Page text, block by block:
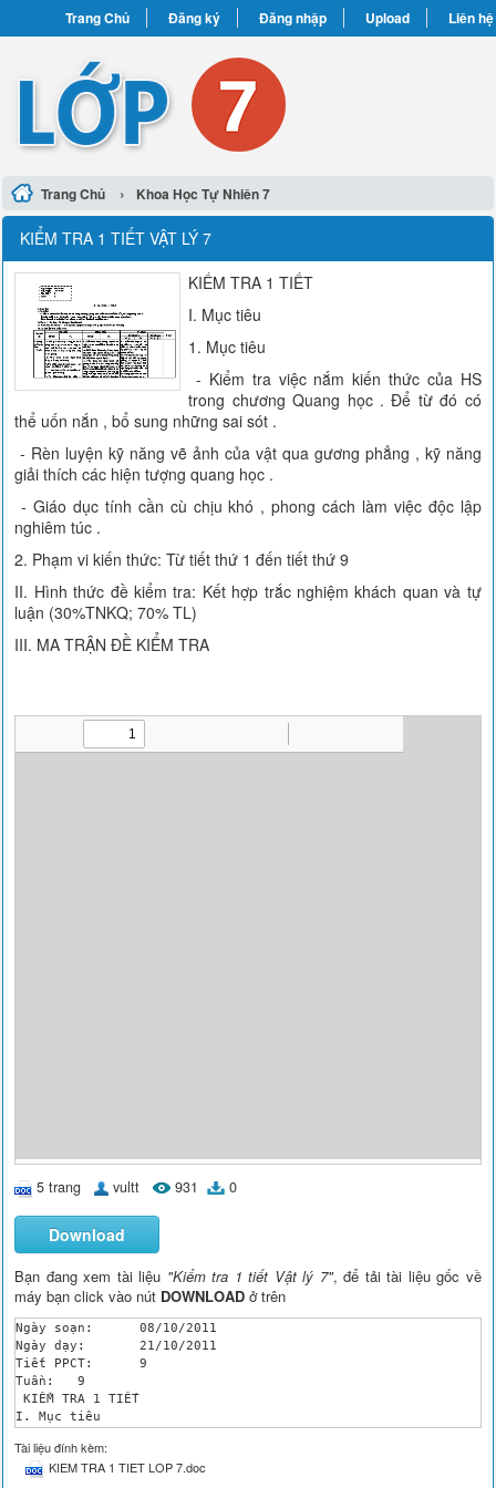
Trang Chủ Đăng ký Đăng nhập Upload Liên hệ
Trang Chủ › Khoa Học Tự Nhiên 7
KIỂM TRA 1 TIẾT VẬT LÝ 7
KIỂM TRA 1 TIẾT
I. Mục tiêu
1. Mục tiêu
- Kiểm tra việc nắm kiến thức của HS
trong chương Quang học . Để từ đó có
thể uốn nắn , bổ sung những sai sót .
- Rèn luyện kỹ năng vẽ ảnh của vật qua gương phẳng , kỹ năng
giải thích các hiện tượng quang học .
- Giáo dục tính cần cù chịu khó , phong cách làm việc độc lập
nghiêm túc .
2. Phạm vi kiến thức: Từ tiết thứ 1 đến tiết thứ 9
II. Hình thức đề kiểm tra: Kết hợp trắc nghiệm khách quan và tự
luận (30%TNKQ; 70% TL)
III. MA TRẬN ĐỀ KIỂM TRA
5 trang vultt 931 0
Download
Bạn đang xem tài liệu "Kiểm tra 1 tiết Vật lý 7", để tải tài liệu gốc về
máy bạn click vào nút DOWNLOAD ở trên
Ngày soạn:	08/10/2011
Ngày dạy:	21/10/2011
Tiết PPCT:	9
Tuần:	9
KIỂM TRA 1 TIẾT
I. Mục tiêu
1. Mục tiêu
- Kiểm tra việc nắm kiến thức của HS trong chương Quang
- Rèn luyện kỹ năng vẽ ảnh của vật qua gương phẳng , kỹ
Tài liệu đính kèm:
KIEM TRA 1 TIET LOP 7.doc